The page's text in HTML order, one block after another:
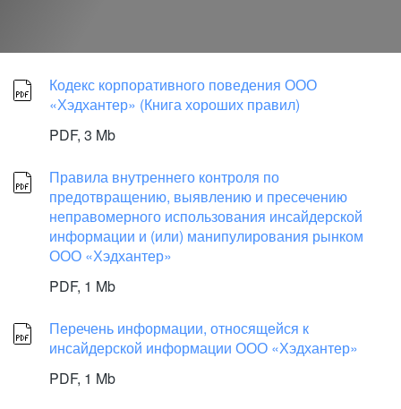
Кодекс корпоративного поведения ООО
«Хэдхантер» (Книга хороших правил)
PDF, 3 Mb
Правила внутреннего контроля по
предотвращению, выявлению и пресечению
неправомерного использования инсайдерской
информации и (или) манипулирования рынком
ООО «Хэдхантер»
PDF, 1 Mb
Перечень информации, относящейся к
инсайдерской информации ООО «Хэдхантер»
PDF, 1 Mb